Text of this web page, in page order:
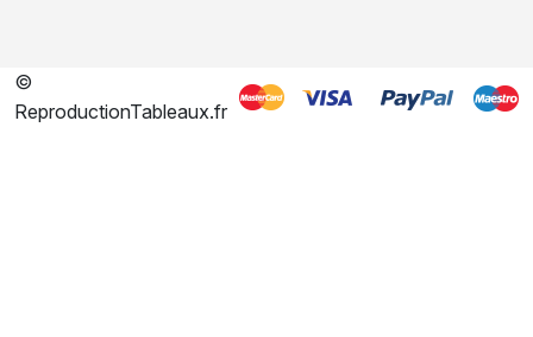
©
ReproductionTableaux.fr